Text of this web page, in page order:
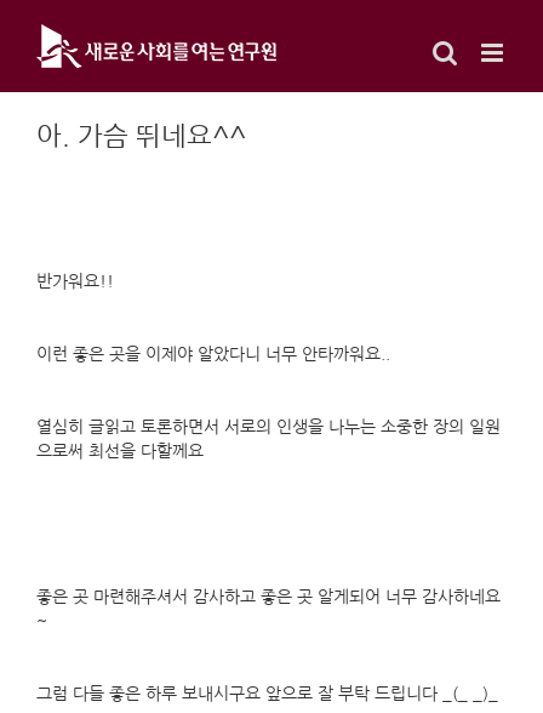
content
아. 가슴 뛰네요^^
반가워요!!
이런 좋은 곳을 이제야 알았다니 너무 안타까워요..
열심히 글읽고 토론하면서 서로의 인생을 나누는 소중한 장의 일원
으로써 최선을 다할께요
좋은 곳 마련해주셔서 감사하고 좋은 곳 알게되어 너무 감사하네요
~
그럼 다들 좋은 하루 보내시구요 앞으로 잘 부탁 드립니다 _(_ _)_